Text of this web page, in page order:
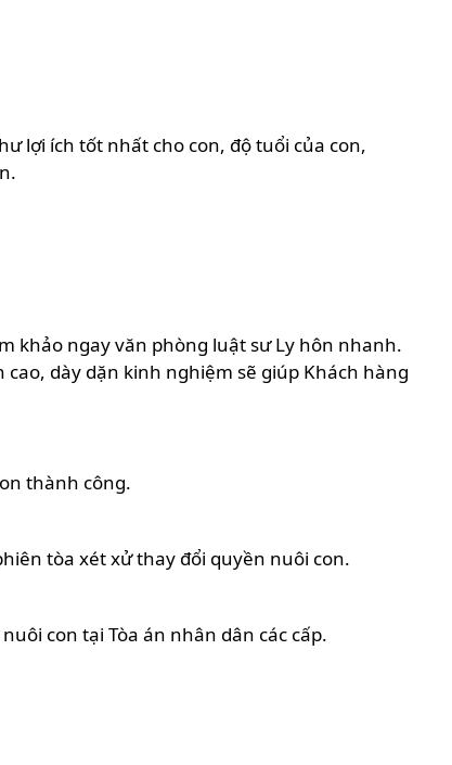
lợi ích tốt nhất cho con, độ tuổi của con,
khảo ngay văn phòng luật sư Ly hôn nhanh.
dày dặn kinh nghiệm sẽ giúp Khách hàng
thành công.
tòa xét xử thay đổi quyền nuôi con.
con tại Tòa án nhân dân các cấp.